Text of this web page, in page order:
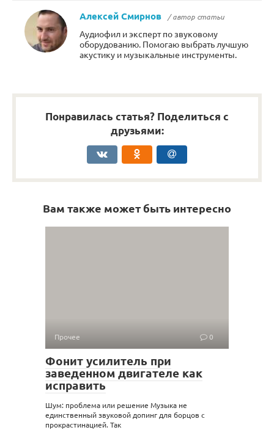
Алексей Смирнов / автор статьи
Аудиофил и эксперт по звуковому
оборудованию. Помогаю выбрать лучшую
акустику и музыкальные инструменты.
Понравилась статья? Поделиться с
друзьями:
Вам также может быть интересно
Прочее 0
Фонит усилитель при
заведенном двигателе как
исправить
Шум: проблема или решение Музыка не
единственный звуковой допинг для борцов с
прокрастинацией. Так